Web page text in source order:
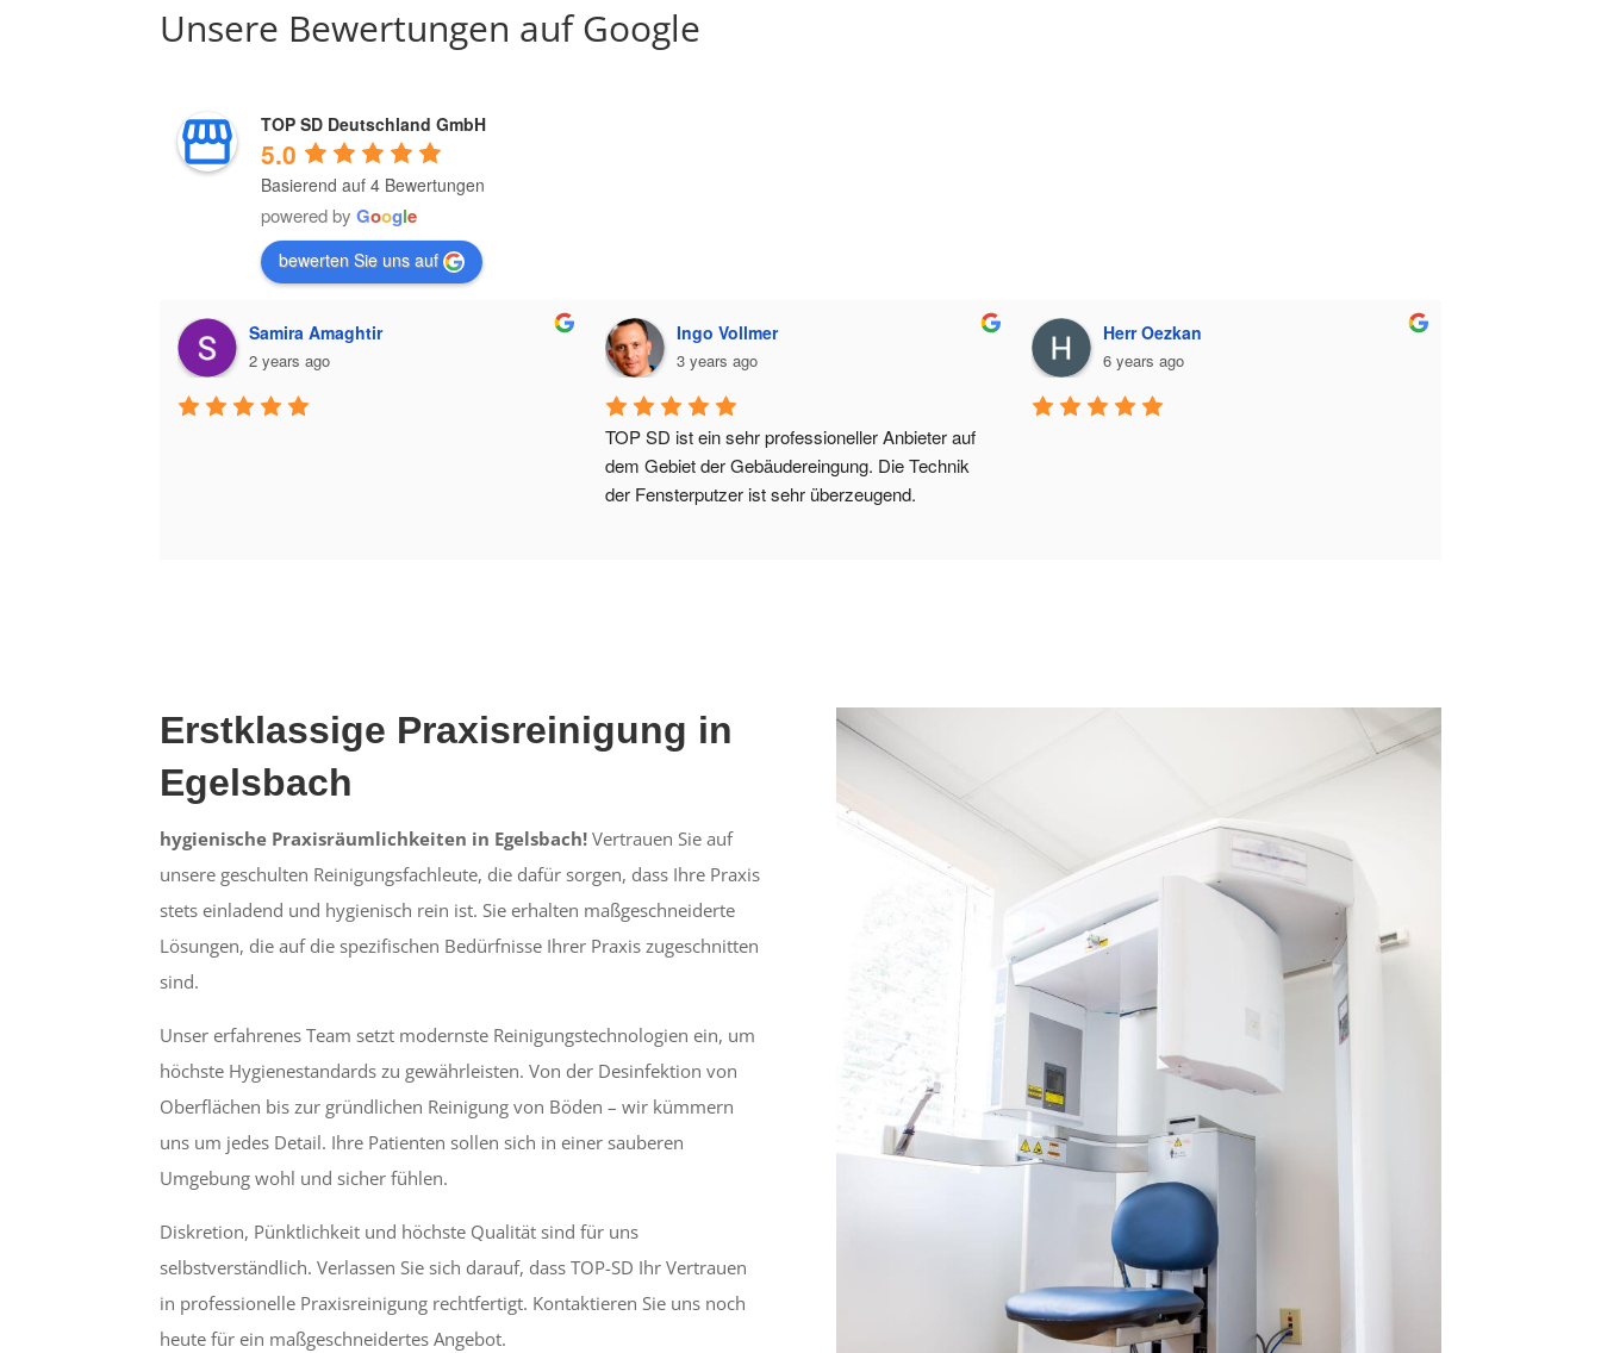
Unsere Bewertungen auf Google
TOP SD Deutschland GmbH
5.0
Basierend auf 4 Bewertungen
powered byGoogle
bewerten Sie uns auf
Samira Amaghtir
2 years ago
Ingo Vollmer
3 years ago
TOP SD ist ein sehr professioneller Anbieter auf
dem Gebiet der Gebäudereingung. Die Technik
der Fensterputzer ist sehr überzeugend.
Herr Oezkan
6 years ago
Erstklassige Praxisreinigung in
Egelsbach
hygienische Praxisräumlichkeiten in Egelsbach! Vertrauen Sie auf
unsere geschulten Reinigungsfachleute, die dafür sorgen, dass Ihre Praxis
stets einladend und hygienisch rein ist. Sie erhalten maßgeschneiderte
Lösungen, die auf die spezifischen Bedürfnisse Ihrer Praxis zugeschnitten
sind.
Unser erfahrenes Team setzt modernste Reinigungstechnologien ein, um
höchste Hygienestandards zu gewährleisten. Von der Desinfektion von
Oberflächen bis zur gründlichen Reinigung von Böden – wir kümmern
uns um jedes Detail. Ihre Patienten sollen sich in einer sauberen
Umgebung wohl und sicher fühlen.
Diskretion, Pünktlichkeit und höchste Qualität sind für uns
selbstverständlich. Verlassen Sie sich darauf, dass TOP-SD Ihr Vertrauen
in professionelle Praxisreinigung rechtfertigt. Kontaktieren Sie uns noch
heute für ein maßgeschneidertes Angebot.